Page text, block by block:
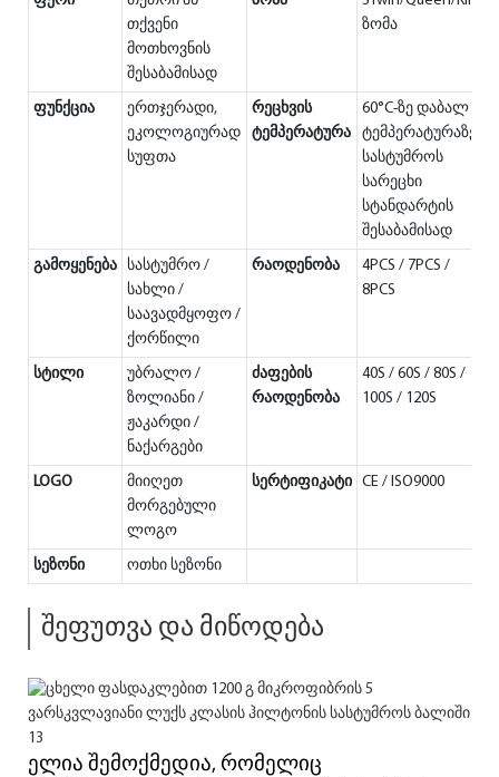
თქვენი
მოთხოვნის
შესაბამისად
ზომა
ფუნქცია
ერთჯერადი,
ეკოლოგიურად
სუფთა
რეცხვის
ტემპერატურა
60°C-ზე დაბალ
ტემპერატურაზე,
სასტუმროს
სარეცხი
სტანდარტის
შესაბამისად
გამოყენება სასტუმრო /
სახლი /
საავადმყოფო /
ქორწილი
რაოდენობა
4PCS / 7PCS /
8PCS
სტილი
უბრალო /
ზოლიანი /
ჟაკარდი /
ნაქარგები
ძაფების
რაოდენობა
40S / 60S / 80S /
100S / 120S
LOGO
მიიღეთ
მორგებული
ლოგო
სერტიფიკატი CE / ISO9000
სეზონი ოთხი სეზონი
შეფუთვა და მიწოდება
ელია შემოქმედია, რომელიც